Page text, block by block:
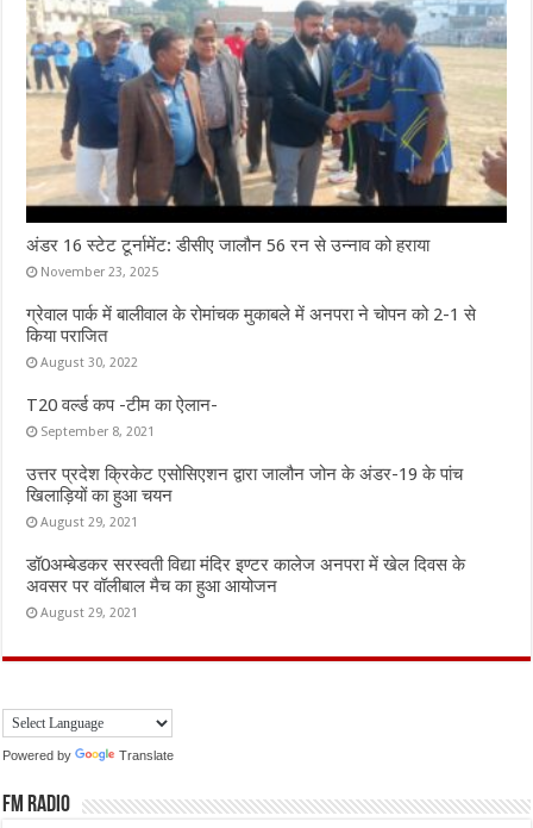
अंडर 16 स्टेट टूर्नामेंट: डीसीए जालौन 56 रन से उन्नाव को हराया
November 23, 2025
ग्रेवाल पार्क में बालीवाल के रोमांचक मुकाबले में अनपरा ने चोपन को 2-1 से
किया पराजित
August 30, 2022
T20 वर्ल्ड कप -टीम का ऐलान-
September 8, 2021
उत्तर प्रदेश क्रिकेट एसोसिएशन द्वारा जालौन जोन के अंडर-19 के पांच
खिलाड़ियों का हुआ चयन
August 29, 2021
डॉ0अम्बेडकर सरस्वती विद्या मंदिर इण्टर कालेज अनपरा में खेल दिवस के
अवसर पर वॉलीबाल मैच का हुआ आयोजन
August 29, 2021
Powered by Translate
FM Radio